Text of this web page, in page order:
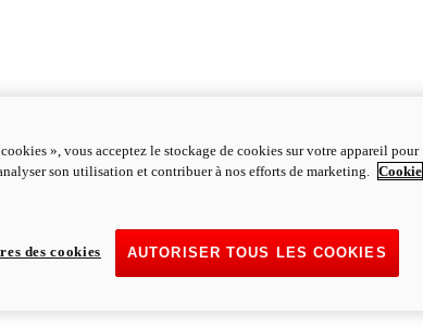
», vous acceptez le stockage de cookies sur votre appareil pour
son utilisation et contribuer à nos efforts de marketing. Cookie
AUTORISER TOUS LES COOKIES
des cookies